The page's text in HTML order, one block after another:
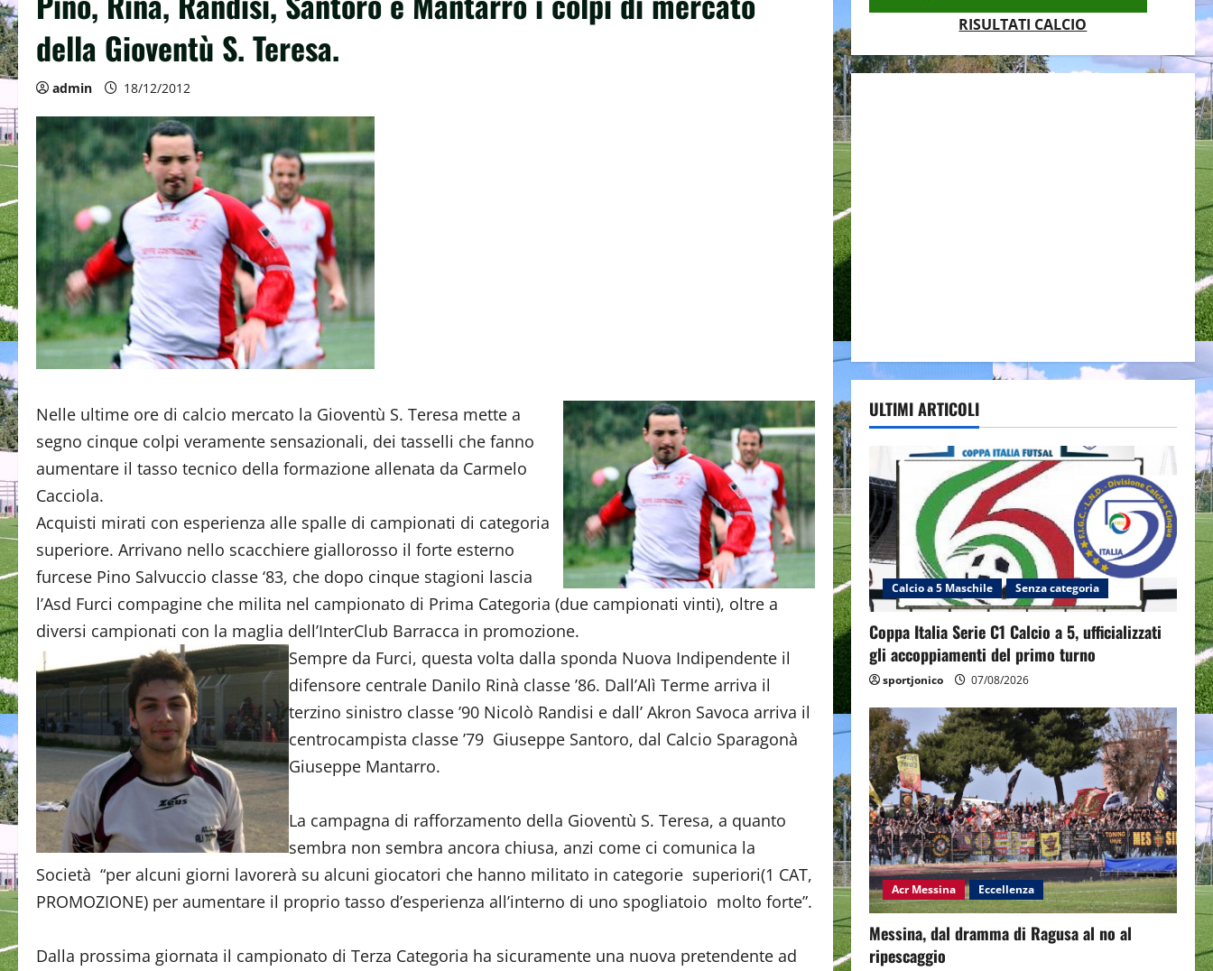
della Gioventù S. Teresa.
admin 18/12/2012
Nelle ultime ore di calcio mercato la Gioventù S. Teresa mette a
segno cinque colpi veramente sensazionali, dei tasselli che fanno
aumentare il tasso tecnico della formazione allenata da Carmelo
Cacciola.
Acquisti mirati con esperienza alle spalle di campionati di categoria
superiore. Arrivano nello scacchiere giallorosso il forte esterno
furcese Pino Salvuccio classe ‘83, che dopo cinque stagioni lascia
l’Asd Furci compagine che milita nel campionato di Prima Categoria (due campionati vinti), oltre a
diversi campionati con la maglia dell’InterClub Barracca in promozione.
Sempre da Furci, questa volta dalla sponda Nuova Indipendente il
difensore centrale Danilo Rinà classe ’86. Dall’Alì Terme arriva il
terzino sinistro classe ’90 Nicolò Randisi e dall’ Akron Savoca arriva il
centrocampista classe ’79 Giuseppe Santoro, dal Calcio Sparagonà
Giuseppe Mantarro.
La campagna di rafforzamento della Gioventù S. Teresa, a quanto
sembra non sembra ancora chiusa, anzi come ci comunica la
Società “per alcuni giorni lavorerà su alcuni giocatori che hanno militato in categorie superiori(1 CAT,
PROMOZIONE) per aumentare il proprio tasso d’esperienza all’interno di uno spogliatoio molto forte”.
Dalla prossima giornata il campionato di Terza Categoria ha sicuramente una nuova pretendente ad
RISULTATI CALCIO
ULTIMI ARTICOLI
Calcio a 5 Maschile Senza categoria
Coppa Italia Serie C1 Calcio a 5, ufficializzati
gli accoppiamenti del primo turno
sportjonico 07/08/2026
Acr Messina Eccellenza
Messina, dal dramma di Ragusa al no al
ripescaggio